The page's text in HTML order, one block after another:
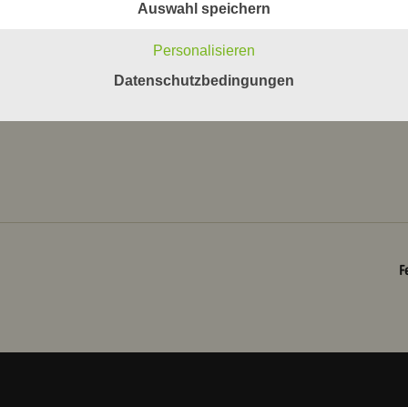
Auswahl speichern
Personalisieren
Datenschutzbedingungen